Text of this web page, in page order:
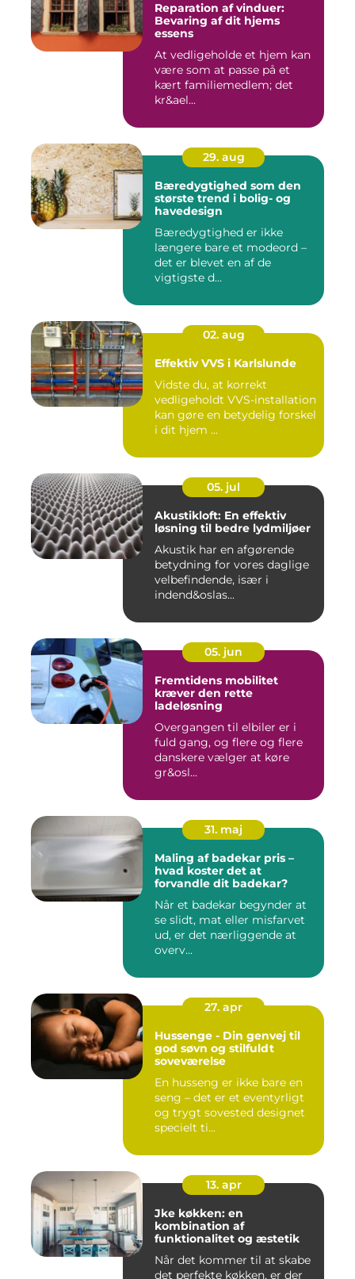
Reparation af vinduer:
Bevaring af dit hjems
essens
At vedligeholde et hjem kan
være som at passe på et
kært familiemedlem; det
kr&ael...
29. aug
Bæredygtighed som den
største trend i bolig- og
havedesign
Bæredygtighed er ikke
længere bare et modeord –
det er blevet en af de
vigtigste d...
02. aug
Effektiv VVS i Karlslunde
Vidste du, at korrekt
vedligeholdt VVS-installation
kan gøre en betydelig forskel
i dit hjem ...
05. jul
Akustikloft: En effektiv
løsning til bedre lydmiljøer
Akustik har en afgørende
betydning for vores daglige
velbefindende, især i
indend&oslas...
05. jun
Fremtidens mobilitet
kræver den rette
ladeløsning
Overgangen til elbiler er i
fuld gang, og flere og flere
danskere vælger at køre
gr&osl...
31. maj
Maling af badekar pris –
hvad koster det at
forvandle dit badekar?
Når et badekar begynder at
se slidt, mat eller misfarvet
ud, er det nærliggende at
overv...
27. apr
Hussenge - Din genvej til
god søvn og stilfuldt
soveværelse
En husseng er ikke bare en
seng – det er et eventyrligt
og trygt sovested designet
specielt ti...
13. apr
Jke køkken: en
kombination af
funktionalitet og æstetik
Når det kommer til at skabe
det perfekte køkken, er der